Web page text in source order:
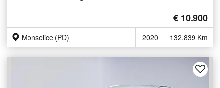
€ 10.900
Monselice (PD) 2020 132.839 Km